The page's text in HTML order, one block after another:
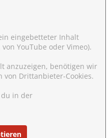
eingebetteter Inhalt
YouTube oder Vimeo).
anzuzeigen, benötigen wir
von Drittanbieter-Cookies.
in der